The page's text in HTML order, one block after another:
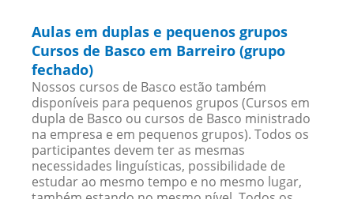
Aulas em duplas e pequenos grupos
Cursos de Basco em Barreiro (grupo
fechado)
Nossos cursos de Basco estão também
disponíveis para pequenos grupos (Cursos em
dupla de Basco ou cursos de Basco ministrado
na empresa e em pequenos grupos). Todos os
participantes devem ter as mesmas
necessidades linguísticas, possibilidade de
estudar ao mesmo tempo e no mesmo lugar,